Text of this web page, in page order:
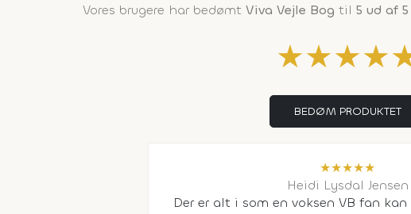
Vores brugere har bedømt Viva Vejle Bog til 5 ud af
★★★★
BEDØM PRODUKTET
★★★★★
Heidi Lysdal Jensen
Der er alt i som en voksen VB fan